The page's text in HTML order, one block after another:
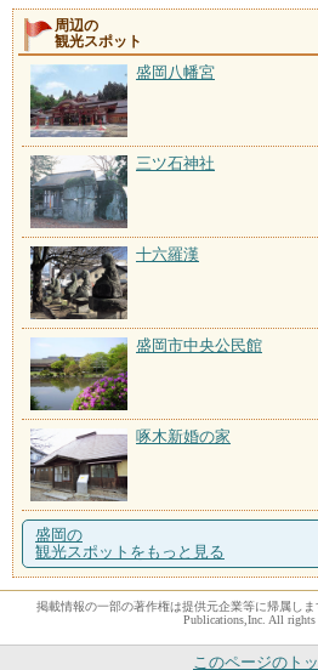
周辺の
観光スポット
盛岡八幡宮
三ツ石神社
十六羅漢
盛岡市中央公民館
啄木新婚の家
盛岡の
観光スポットをもっと見る
掲載情報の一部の著作権は提供元企業等に帰属しま
Publications,Inc. All rights
このページのト